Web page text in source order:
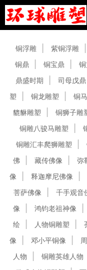
铜浮雕 紫铜浮雕
铜鼎
铜宝鼎
鼎盛时期
司母戊鼎
塑
铜龙雕塑 铜
貔貅雕塑
铜狮子雕
铜雕八骏马雕塑
铜雕汇丰爬狮雕塑
佛
藏传佛像 弥
像
释迦摩尼佛像
菩萨佛像
千手观音
像
鸿钧老祖神像
绘
人物铜雕塑
像
邓小平铜像
人物
铜雕英雄人物